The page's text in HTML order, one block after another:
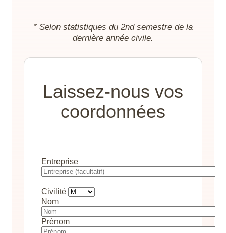
* Selon statistiques du 2nd semestre de la
dernière année civile.
Laissez-nous vos
coordonnées
Entreprise
Civilité
Nom
Prénom